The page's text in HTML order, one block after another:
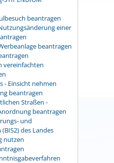
beantragen
einer
beantragen
vereinfachten
- Einsicht nehmen
beantragen
Straßen -
beantragen
und
des Landes
nutzen